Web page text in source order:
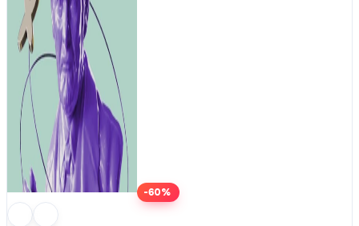
-60%